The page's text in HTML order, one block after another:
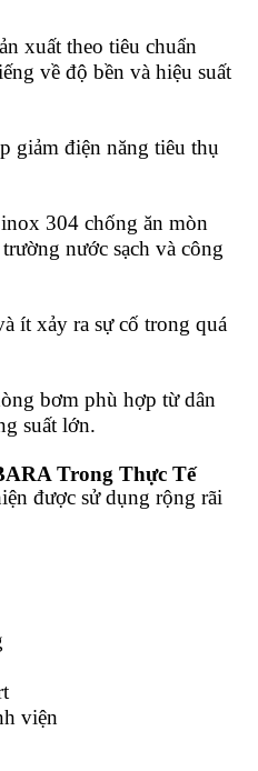
xuất theo tiêu chuẩn
về độ bền và hiệu suất
giảm điện năng tiêu thụ
304 chống ăn mòn
nước sạch và công
ít xảy ra sự cố trong quá
bơm phù hợp từ dân
suất lớn.
Trong Thực Tế
được sử dụng rộng rãi
viện